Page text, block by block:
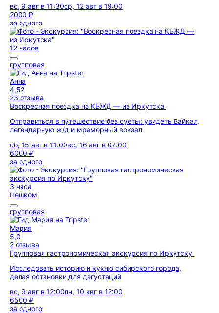
вс, 9 авг в 11:30ср, 12 авг в 19:00
2000 ₽
за одного
12 часов
групповая
Анна
4,52
23 отзыва
Воскресная поездка на КБЖД — из Иркутска
Отправиться в путешествие без суеты: увидеть Байкал,
легендарную ж/д и мраморный вокзал
сб, 15 авг в 11:00вс, 16 авг в 07:00
6000 ₽
за одного
3 часа
Пешком
групповая
Мария
5,0
2 отзыва
Групповая гастрономическая экскурсия по Иркутску
Исследовать историю и кухню сибирского города,
делая остановки для дегустаций
вс, 9 авг в 12:00пн, 10 авг в 12:00
6500 ₽
за одного